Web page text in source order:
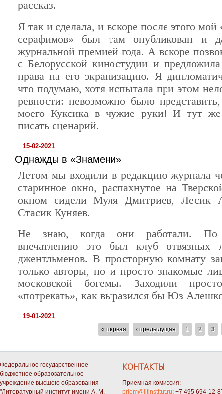
рассказ.
Я так и сделала, и вскоре после этого мой
серафимов» был там опубликован и
журнальной премией года. А вскоре
с Белорусской киностудии и
права на его экранизацию. Я
что подумаю, хотя испытала при этом
ревности: невозможно было
моего Куксика в чужие руки! И тут же
писать сценарий.
15-02-2021
Однажды в «Знамени»
Летом мы входили в редакцию журнала
старинное окно, распахнутое на
окном сидели Муля Дмитриев, Лесик
Стасик Куняев.
Не знаю, когда они работали. По
впечатлению это был клуб отвязных
джентльменов. В просторную комнату
только авторы, но и просто знакомые
московской богемы. Заходили
«потрекать», как выразился бы Юз
19-01-2021
« первая ‹ предыдущая 1 2 3
Федеральное государственное
бюджетное образовательное
учреждение высшего образования
"Литературный институт имени А. М.
КОНТАКТЫ
Приемная комиссия:
priem@litinstitut.ru; +7 495 694-12-